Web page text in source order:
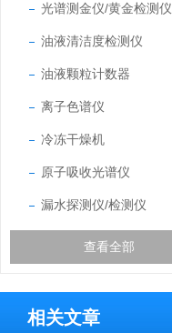
光谱测金仪/黄金检测仪
油液清洁度检测仪
油液颗粒计数器
离子色谱仪
冷冻干燥机
原子吸收光谱仪
漏水探测仪/检测仪
查看全部
相关文章